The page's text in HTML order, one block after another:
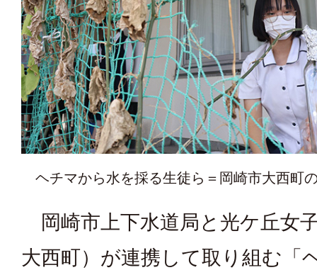
ヘチマから水を採る生徒ら＝岡崎市大西町
岡崎市上下水道局と光ケ丘女
大西町）が連携して取り組む「